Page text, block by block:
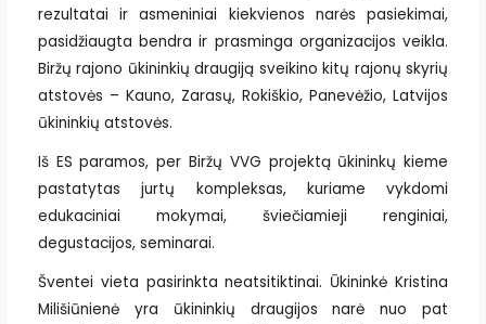
rezultatai ir asmeniniai kiekvienos narės pasiekimai,
pasidžiaugta bendra ir prasminga organizacijos veikla.
Biržų rajono ūkininkių draugiją sveikino kitų rajonų skyrių
atstovės – Kauno, Zarasų, Rokiškio, Panevėžio, Latvijos
ūkininkių atstovės.
Iš ES paramos, per Biržų VVG projektą ūkininkų kieme
pastatytas jurtų kompleksas, kuriame vykdomi
edukaciniai mokymai, šviečiamieji renginiai,
degustacijos, seminarai.
Šventei vieta pasirinkta neatsitiktinai. Ūkininkė Kristina
Milišiūnienė yra ūkininkių draugijos narė nuo pat